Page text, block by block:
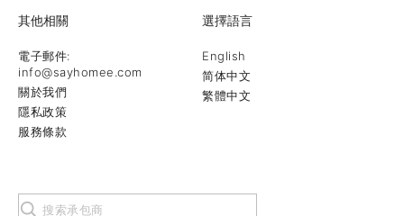
其他相關
電子郵件:
info@sayhomee.com
關於我們
隱私政策
服務條款
選擇語言
English
简体中文
繁體中文